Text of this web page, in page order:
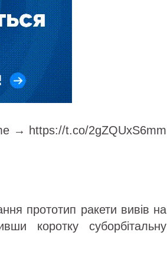
→ https://t.co/2gZQUxS6mm
прототип ракети вивів на
коротку суборбітальну